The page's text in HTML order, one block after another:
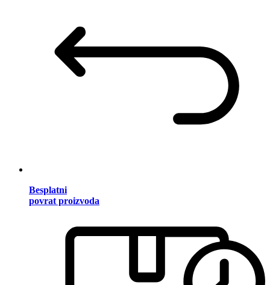
Besplatni
povrat proizvoda